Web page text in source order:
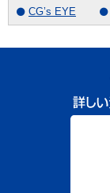
CG’s EYE